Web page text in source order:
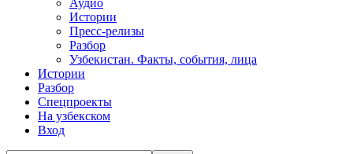
Аудио
Истории
Пресс-релизы
Разбор
Узбекистан. Факты, события, лица
Истории
Разбор
Спецпроекты
На узбекском
Вход